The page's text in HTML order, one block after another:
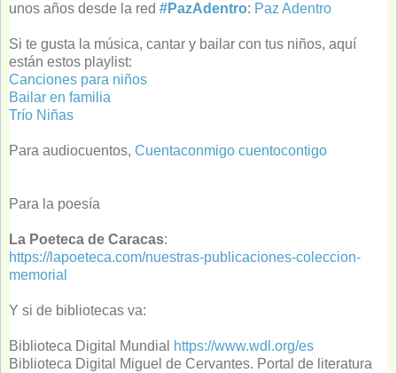
unos años desde la red #PazAdentro: Paz Adentro
Si te gusta la música, cantar y bailar con tus niños, aquí
están estos playlist:
Canciones para niños
Bailar en familia
Trío Niñas
Para audiocuentos, Cuentaconmigo cuentocontigo
Para la poesía
La Poeteca de Caracas:
https://lapoeteca.com/nuestras-publicaciones-coleccion-
memorial
Y si de bibliotecas va:
Biblioteca Digital Mundial https://www.wdl.org/es
Biblioteca Digital Miguel de Cervantes. Portal de literatura